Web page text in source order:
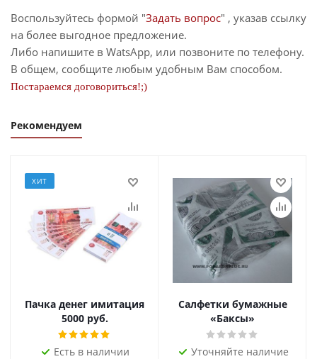
Воспользуйтесь формой "Задать вопрос" , указав ссылку
на более выгодное предложение.
Либо напишите в WatsApp, или позвоните по телефону.
В общем, сообщите любым удобным Вам способом.
Постараемся договориться!;)
Рекомендуем
ХИТ
Пачка денег имитация
5000 руб.
Есть в наличии
Салфетки бумажные
«Баксы»
Уточняйте наличие